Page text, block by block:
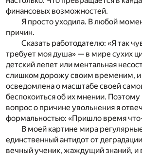
финансовых возможностей.
Я просто уходила. В любой
причин.
Сказать работодателю: «Я так
требует моя душа» — в мире сухих
детский лепет или ментальная
слишком дорожу своим временим, и
осведомлена о масштабе своей
беспокоиться об их мнении. Поэтому
вопрос о причине увольнения я
формальностью: «Пришло время
В моей картине мира
единственный антидот от
вечный ученик, жаждущий знаний, и